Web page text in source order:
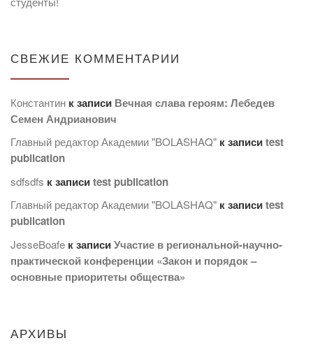
СВЕЖИЕ КОММЕНТАРИИ
Константин к записи Вечная слава героям: Лебедев
Семен Андрианович
Главный редактор Академии "BOLASHAQ" к записиtest
publication
sdfsdfs к записиtest publication
Главный редактор Академии "BOLASHAQ" к записиtest
publication
JesseBoafe к записиУчастие в региональной-научно-
практической конференции «Закон и порядок –
основные приоритеты общества»
АРХИВЫ